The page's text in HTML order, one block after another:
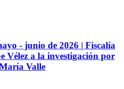
- junio de 2026 | Fiscalía
Vélez a la investigación por
Valle